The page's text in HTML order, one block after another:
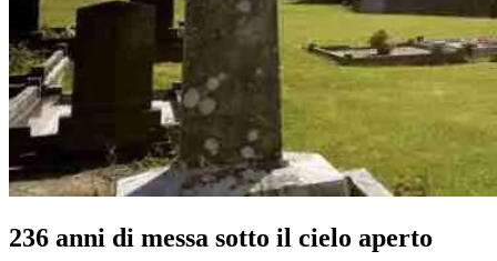
236 anni di messa sotto il cielo aperto